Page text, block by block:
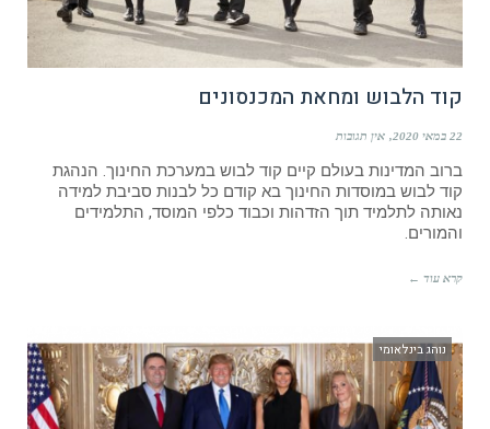
קוד הלבוש ומחאת המכנסונים
22 במאי 2020 אין תגובות
ברוב המדינות בעולם קיים קוד לבוש במערכת החינוך. הנהגת
קוד לבוש במוסדות החינוך בא קודם כל לבנות סביבת למידה
נאותה לתלמיד תוך הזדהות וכבוד כלפי המוסד, התלמידים
והמורים.
קרא עוד ←
נוהג בינלאומי